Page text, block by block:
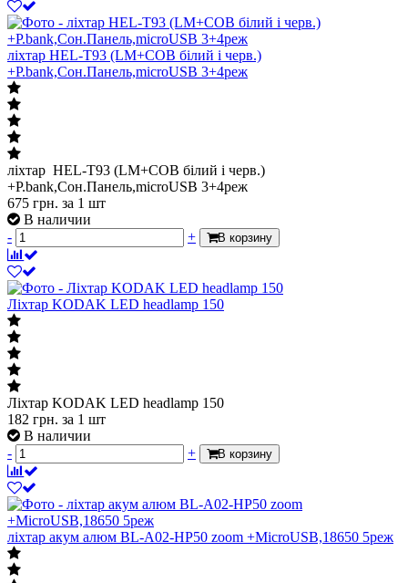
ліхтар HEL-T93 (LM+COB білий і черв.)
+P.bank,Сон.Панель,microUSB 3+4реж
ліхтар HEL-T93 (LM+COB білий і черв.)
+P.bank,Сон.Панель,microUSB 3+4реж
675 грн. за 1 шт
В наличии
-
+ В корзину
Ліхтар KODAK LED headlamp 150
Ліхтар KODAK LED headlamp 150
182 грн. за 1 шт
В наличии
-
+ В корзину
ліхтар акум алюм BL-A02-HP50 zoom +MicroUSB,18650 5реж